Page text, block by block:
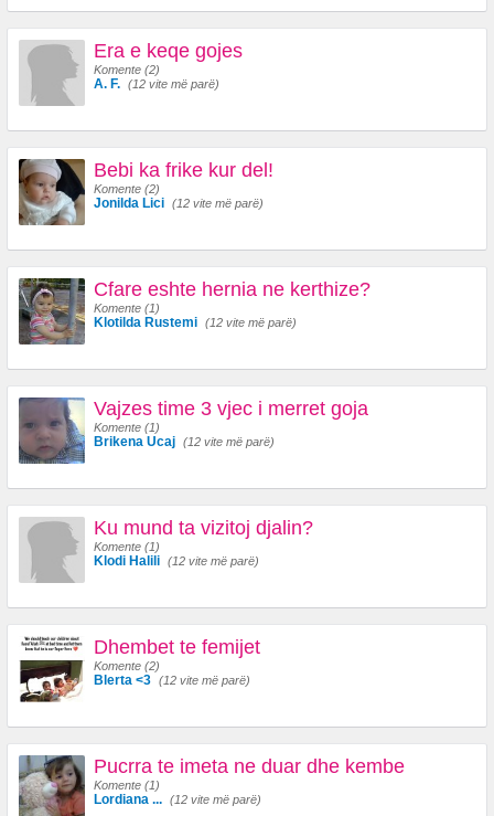
Era e keqe gojes
Komente (2)
A. F. (12 vite më parë)
Bebi ka frike kur del!
Komente (2)
Jonilda Lici (12 vite më parë)
Cfare eshte hernia ne kerthize?
Komente (1)
Klotilda Rustemi (12 vite më parë)
Vajzes time 3 vjec i merret goja
Komente (1)
Brikena Ucaj (12 vite më parë)
Ku mund ta vizitoj djalin?
Komente (1)
Klodi Halili (12 vite më parë)
Dhembet te femijet
Komente (2)
Blerta <3 (12 vite më parë)
Pucrra te imeta ne duar dhe kembe
Komente (1)
Lordiana ... (12 vite më parë)